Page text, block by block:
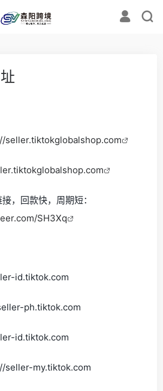
seller.tiktokglobalshop.com
，回款快，周期短：
SH3Xq
id.tiktok.com
ph.tiktok.com
id.tiktok.com
seller-my.tiktok.com